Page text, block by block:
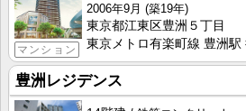
マンション
2006年9月 (築19年)
東京都江東区豊洲５丁目
東京メトロ有楽町線 豊洲駅
豊洲レジデンス